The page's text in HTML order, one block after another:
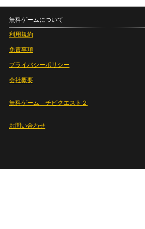
無料ゲームについて
利用規約
免責事項
プライバシーポリシー
会社概要
無料ゲーム チビクエスト２
お問い合わせ